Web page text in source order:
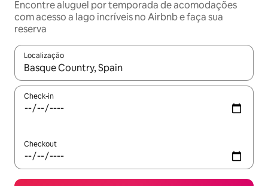
Encontre aluguel por temporada de acomodações
com acesso a lago incríveis no Airbnb e faça sua
reserva
Localização
Quando os resultados estiverem disponíveis, explore-os
Check-in
Checkout